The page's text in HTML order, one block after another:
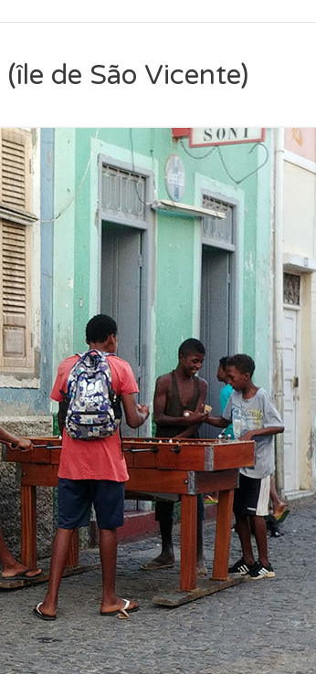
de São Vicente)